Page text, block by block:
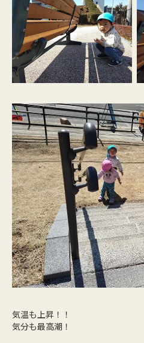
気温も上昇！！
気分も最高潮！